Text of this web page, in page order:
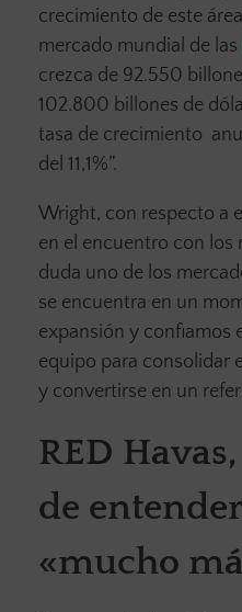
crecimiento de este
mercado mundial de las
crezca de 92.550
102.800 billones de
tasa de crecimiento
del 11,1%”.
Wright, con respecto a
en el encuentro con los
duda uno de los
se encuentra en un
expansión y confiamos
equipo para consolidar
y convertirse en un
RED
de
«mucho